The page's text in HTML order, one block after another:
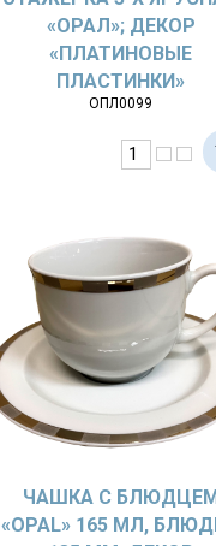
«OPAЛ»; ДЕКОР
«ПЛАТИНОВЫЕ
ПЛАСТИНКИ»
ОПЛ0099
ЧАШКА С
«OPAL» 165 МЛ,